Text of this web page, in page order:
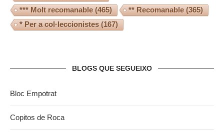
*** Molt recomanable(465) ** Recomanable(365)
* Per a col·leccionistes (167)
BLOGS QUE SEGUEIXO
Bloc Empotrat
Copitos de Roca